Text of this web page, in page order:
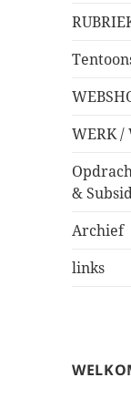
WERK /
&
Archief
links